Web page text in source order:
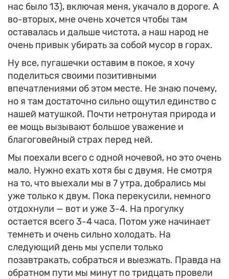
нас было 13), включая меня, укачало в дороге. А
во-вторых, мне очень хочется чтобы там
оставалась и дальше чистота, а наш народ не
очень привык убирать за собой мусор в горах.
Ну все, пугашечки оставим в покое, я хочу
поделиться своими позитивными
впечатлениями об этом месте. Не знаю почему,
но я там достаточно сильно ощутил единство с
нашей матушкой. Почти нетронутая природа и
ее мощь вызывают большое уважение и
благоговейный страх перед ней.
Мы поехали всего с одной ночевой, но это очень
мало. Нужно ехать хотя бы с двумя. Не смотря
на то, что выехали мы в 7 утра, добрались мы
уже только к двум. Пока перекусили, немного
отдохнули — вот и уже 3-4. На прогулку
остается всего 3-4 часа. Потом уже начинает
темнеть и очень сильно холодать. На
следующий день мы успели только
позавтракать, собраться и выезжать. Правда на
обратном пути мы минут по тридцать провели